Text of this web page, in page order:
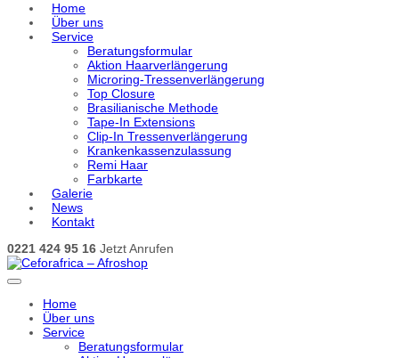
Home
Über uns
Service
Beratungsformular
Aktion Haarverlängerung
Microring-Tressenverlängerung
Top Closure
Brasilianische Methode
Tape-In Extensions
Clip-In Tressenverlängerung
Krankenkassenzulassung
Remi Haar
Farbkarte
Galerie
News
Kontakt
0221 424 95 16 Jetzt Anrufen
Home
Über uns
Service
Beratungsformular